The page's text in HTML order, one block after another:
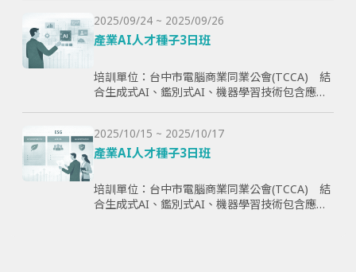
幫助學員更好了解ESG與碳排放管理的實際應
用，提高企業實現減碳目標。
2025/09/24 ~ 2025/09/26
產業AI人才種子3日班
培訓單位：台中市電腦商業同業公會(TCCA) 結
合生成式AI、鑑別式AI、機器學習技術包含應用
力。
2025/10/15 ~ 2025/10/17
產業AI人才種子3日班
培訓單位：台中市電腦商業同業公會(TCCA) 結
合生成式AI、鑑別式AI、機器學習技術包含應用